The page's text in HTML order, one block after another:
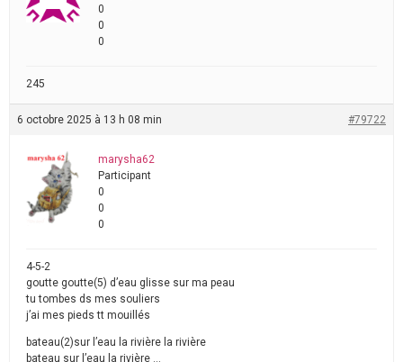
0
0
0
245
6 octobre 2025 à 13 h 08 min #79722
marysha62
Participant
0
0
0
4-5-2
goutte goutte(5) d’eau glisse sur ma peau
tu tombes ds mes souliers
j’ai mes pieds tt mouillés
bateau(2)sur l’eau la rivière la rivière
bateau sur l’eau la rivière …